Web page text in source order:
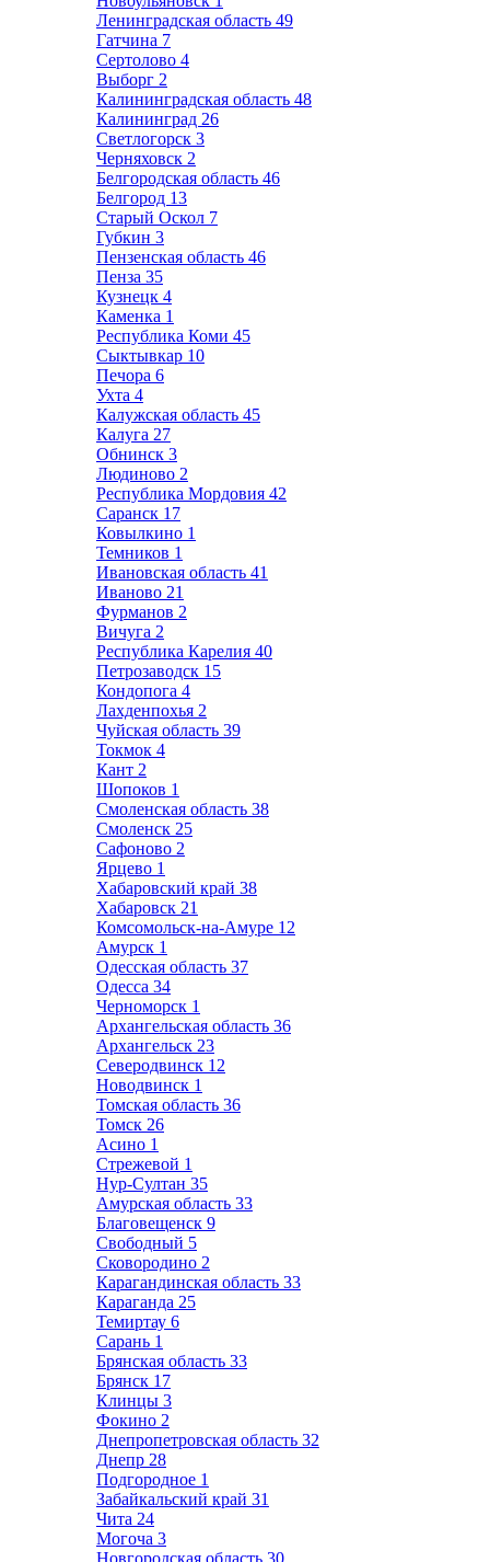
Ленинградская область 49
Гатчина 7
Сертолово 4
Выборг 2
Калининградская область 48
Калининград 26
Светлогорск 3
Черняховск 2
Белгородская область 46
Белгород 13
Старый Оскол 7
Губкин 3
Пензенская область 46
Пенза 35
Кузнецк 4
Каменка 1
Республика Коми 45
Сыктывкар 10
Печора 6
Ухта 4
Калужская область 45
Калуга 27
Обнинск 3
Людиново 2
Республика Мордовия 42
Саранск 17
Ковылкино 1
Темников 1
Ивановская область 41
Иваново 21
Фурманов 2
Вичуга 2
Республика Карелия 40
Петрозаводск 15
Кондопога 4
Лахденпохья 2
Чуйская область 39
Токмок 4
Кант 2
Шопоков 1
Смоленская область 38
Смоленск 25
Сафоново 2
Ярцево 1
Хабаровский край 38
Хабаровск 21
Комсомольск-на-Амуре 12
Амурск 1
Одесская область 37
Одесса 34
Черноморск 1
Архангельская область 36
Архангельск 23
Северодвинск 12
Новодвинск 1
Томская область 36
Томск 26
Асино 1
Стрежевой 1
Нур-Султан 35
Амурская область 33
Благовещенск 9
Свободный 5
Сковородино 2
Карагандинская область 33
Караганда 25
Темиртау 6
Сарань 1
Брянская область 33
Брянск 17
Клинцы 3
Фокино 2
Днепропетровская область 32
Днепр 28
Подгородное 1
Забайкальский край 31
Чита 24
Могоча 3
Новгородская область 30